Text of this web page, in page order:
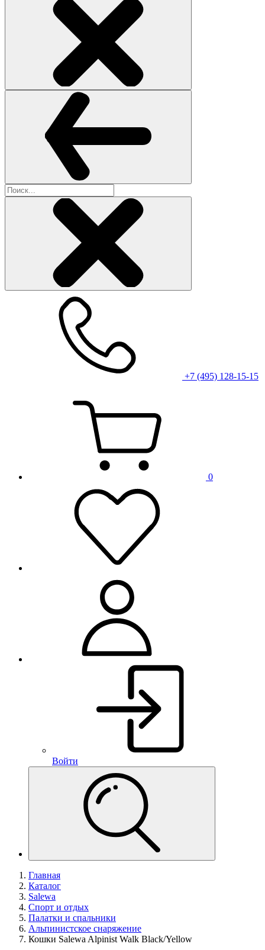
+7 (495) 128-15-15
0
Войти
Главная
Каталог
Salewa
Спорт и отдых
Палатки и спальники
Альпинистское снаряжение
Кошки Salewa Alpinist Walk Black/Yellow